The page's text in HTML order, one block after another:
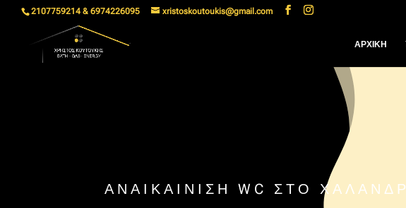
2107759214 & 6974226095 xristoskoutoukis@gmail.com
ΑΡΧΙΚΗ
ΑΝΑΙΚΑΊΝΙΣΗ WC ΣΤΟ